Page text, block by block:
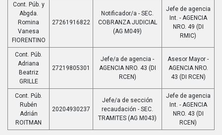
Cont. Púb. y
Abgda.
Romina
Vanesa
FIORENTINO
27261916822
Notificador/a - SEC.
COBRANZA JUDICIAL
(AG M049)
Jefe de agencia
Int. - AGENCIA
NRO. 49 (DI
RMIC)
Cont. Púb.
Adriana
Beatriz
GRILLE
27219805301
Jefe/a de agencia -
AGENCIA NRO. 43 (DI
RCEN)
Asesor Mayor -
AGENCIA NRO.
43 (DI RCEN)
Cont. Púb.
Rubén
Adrián
ROITMAN
20204930237
Jefe/a de sección
recaudación - SEC.
TRAMITES (AG M043)
Jefe de agencia
Int. - AGENCIA
NRO. 43 (DI
RCEN)